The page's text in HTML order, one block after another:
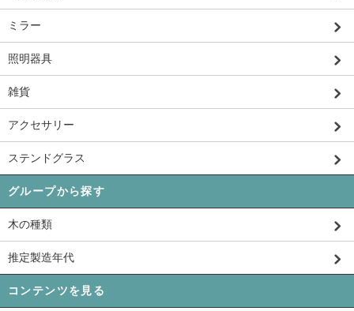
ミラー
照明器具
雑貨
アクセサリー
ステンドグラス
グループから探す
木の種類
推定製造年代
コンテンツを見る